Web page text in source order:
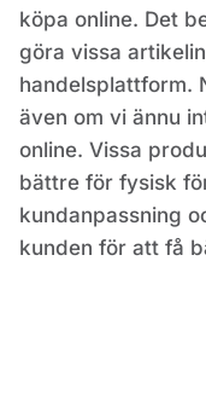
köpa online. Det
göra vissa
handelsplattform.
även om vi ännu
online. Vissa
bättre för fysisk
kundanpassning
kunden för att få